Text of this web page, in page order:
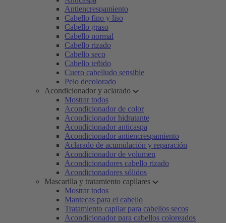
Antiencrespamiento
Cabello fino y liso
Cabello graso
Cabello normal
Cabello rizado
Cabello seco
Cabello teñido
Cuero cabelludo sensible
Pelo decolorado
Acondicionador y aclarado
Mostrar todos
Acondicionador de color
Acondicionador hidratante
Acondicionador anticaspa
Acondicionador antiencrespamiento
Aclarado de acumulación y reparación
Acondicionador de volumen
Acondicionadores cabello rizado
Acondicionadores sólidos
Mascarilla y tratamiento capilares
Mostrar todos
Mantecas para el cabello
Tratamiento capilar para cabellos secos
Acondicionador para cabellos coloreados